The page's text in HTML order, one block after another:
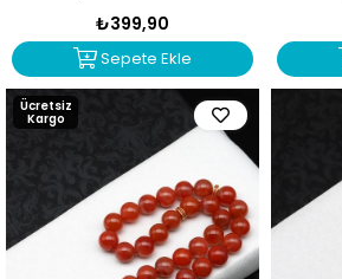
₺399,90
Sepete Ekle
Ücretsiz
Kargo